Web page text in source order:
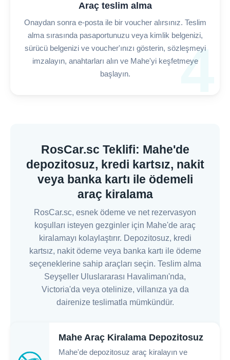
4
Araç teslim alma
Onaydan sonra e-posta ile bir voucher alırsınız. Teslim
alma sırasında pasaportunuzu veya kimlik belgenizi,
sürücü belgenizi ve voucher'ınızı gösterin, sözleşmeyi
imzalayın, anahtarları alın ve Mahe'yi keşfetmeye
başlayın.
RosCar.sc Teklifi: Mahe'de
depozitosuz, kredi kartsız, nakit
veya banka kartı ile ödemeli
araç kiralama
RosCar.sc, esnek ödeme ve net rezervasyon
koşulları isteyen gezginler için Mahe'de araç
kiralamayı kolaylaştırır. Depozitosuz, kredi
kartsız, nakit ödeme veya banka kartı ile ödeme
seçeneklerine sahip araçları seçin. Teslim alma
Seyşeller Uluslararası Havalimanı'nda,
Victoria'da veya otelinize, villanıza ya da
dairenize teslimatla mümkündür.
Mahe Araç Kiralama Depozitosuz
Mahe'de depozitosuz araç kiralayın ve